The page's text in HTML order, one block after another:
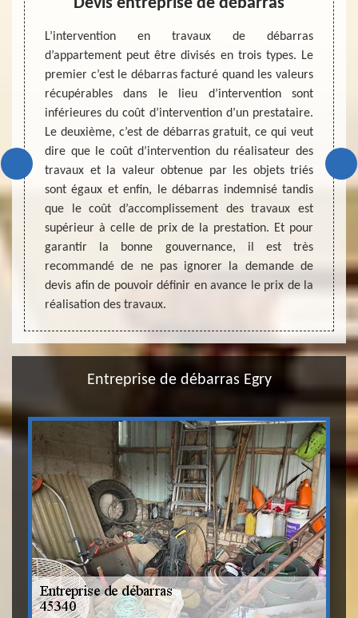
la
d’un
faire
le
de
de
une
L’intervention en travaux de débarras
d’appartement peut être divisés en trois types. Le
premier c’est le débarras facturé quand les valeurs
récupérables dans le lieu d’intervention sont
inférieures du coût d’intervention d’un prestataire.
Le deuxième, c’est de débarras gratuit, ce qui veut
dire que le coût d’intervention du réalisateur des
travaux et la valeur obtenue par les objets triés
sont égaux et enfin, le débarras indemnisé tandis
que le coût d’accomplissement des travaux est
supérieur à celle de prix de la prestation. Et pour
garantir la bonne gouvernance, il est très
recommandé de ne pas ignorer la demande de
devis afin de pouvoir définir en avance le prix de la
réalisation des travaux.
d’un
et
Entreprise de débarras Egry